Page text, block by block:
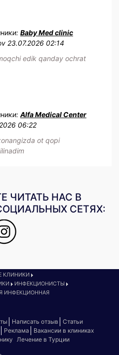
Baby Med clinic
23.07.2026 02:14
edik qanday ochrat
Alfa Medical Center
06:22
ot qopi
ЧИТАТЬ НАС В
СЕТЯХ:
КЛИНИКИ
ИНФЕКЦИОНИСТЫ
ИНФЕКЦИОННАЯ
Написать отзыв
Статьи
Реклама
Вакансии в клиниках
Лечение в Турции